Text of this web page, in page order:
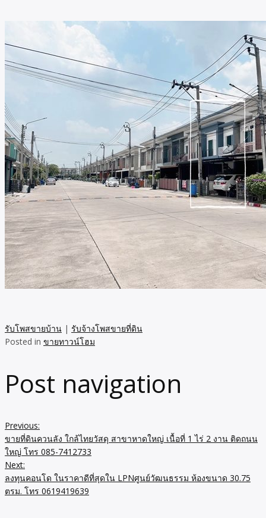
รับโพสขายบ้าน | รับจ้างโพสขายที่ดิน
Posted in ขายทาวน์โฮม
Post navigation
Previous:
ขายที่ดินควนลัง ใกล้ไทยวัสดุ สาขาหาดใหญ่ เนื้อที่ 1 ไร่ 2 งาน ติดถนน
ใหญ่ โทร 085-7412733
Next:
ลงทุนคอนโด ในราคาดีที่สุดใน LPNศูนย์วัฒนธรรม ห้องขนาด 30.75
ตรม. โทร 0619419639